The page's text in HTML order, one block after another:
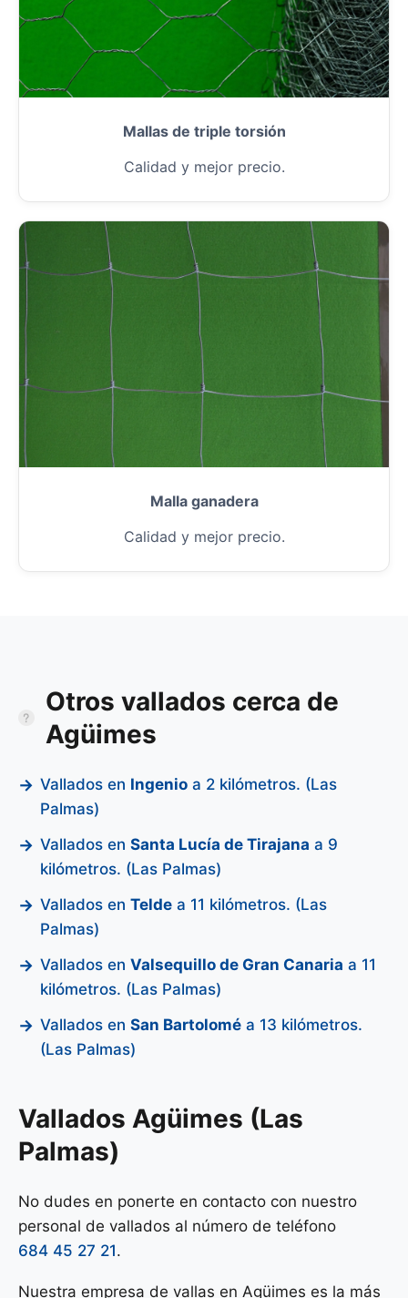
Mallas de triple torsión
Calidad y mejor precio.
Malla ganadera
Calidad y mejor precio.
Otros vallados cerca de
Agüimes
Vallados en Ingenio a 2 kilómetros. (Las
Palmas)
Vallados en Santa Lucía de Tirajana a 9
kilómetros. (Las Palmas)
Vallados en Telde a 11 kilómetros. (Las
Palmas)
Vallados en Valsequillo de Gran Canaria a 11
kilómetros. (Las Palmas)
Vallados en San Bartolomé a 13 kilómetros.
(Las Palmas)
Vallados Agüimes (Las
Palmas)
No dudes en ponerte en contacto con nuestro
personal de vallados al número de teléfono
684 45 27 21.
Nuestra empresa de vallas en Agüimes es la más